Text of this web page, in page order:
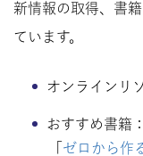
新情報の取得、書
ています。
オンラインリ
おすすめ書籍：
ゼロから作